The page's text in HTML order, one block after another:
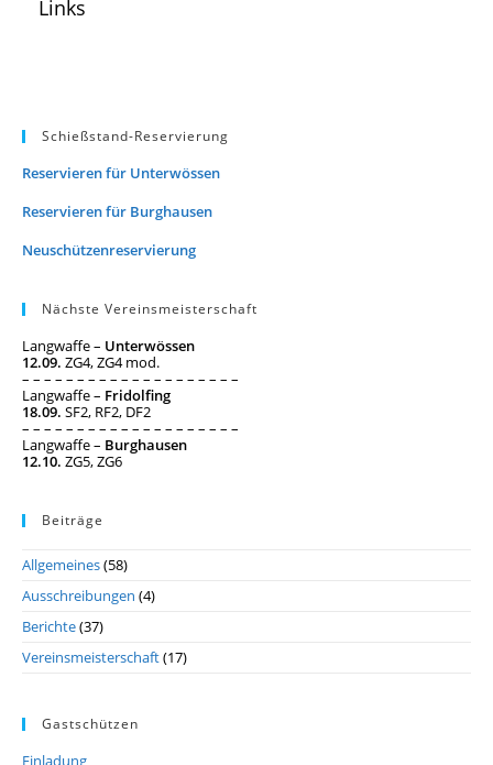
Links
Schießstand-Reservierung
Reservieren für Unterwössen
Reservieren für Burghausen
Neuschützenreservierung
Nächste Vereinsmeisterschaft
Langwaffe – Unterwössen
12.09. ZG4, ZG4 mod.
– – – – – – – – – – – – – – – – – – – –
Langwaffe – Fridolfing
18.09. SF2, RF2, DF2
– – – – – – – – – – – – – – – – – – – –
Langwaffe – Burghausen
12.10. ZG5, ZG6
Beiträge
Allgemeines(58)
Ausschreibungen (4)
Berichte(37)
Vereinsmeisterschaft(17)
Gastschützen
Einladung